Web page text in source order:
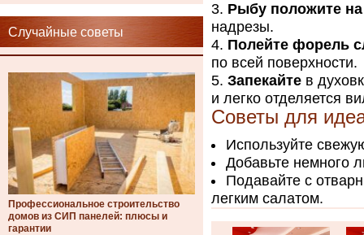
Случайные советы
Профессиональное строительство
домов из СИП панелей: плюсы и
гарантии
Рыбу положите
надрезы.
Полейте форель
по всей поверхности.
Запекайте в
и легко отделяется
Советы для
Используйте
Добавьте немного
Подавайте с
легким салатом.